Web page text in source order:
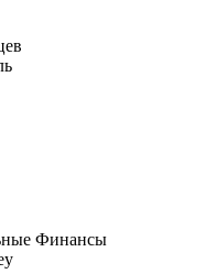
Финансы